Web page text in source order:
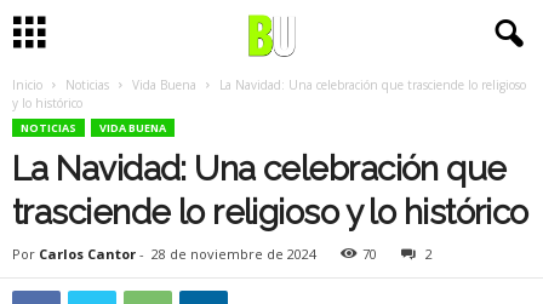
Inicio Noticias Vida Buena
La Navidad: Una celebración que trasciende lo religioso
y lo histórico
NOTICIAS VIDA BUENA
La Navidad: Una celebración que
trasciende lo religioso y lo histórico
Por Carlos Cantor - 28 de noviembre de 2024 70 2